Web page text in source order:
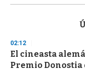
s
d
s
o
02:12
El cineasta
Premio Donostia